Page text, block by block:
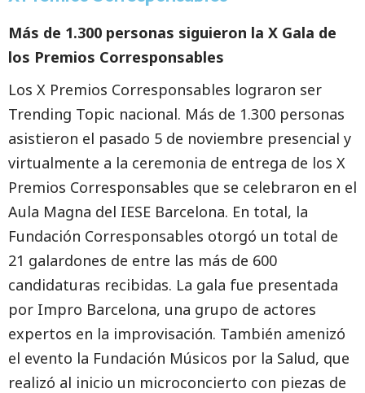
Más de 1.300 personas siguieron la X Gala de
los Premios Corresponsables
Los X Premios Corresponsables lograron ser
Trending Topic nacional. Más de 1.300 personas
asistieron el pasado 5 de noviembre presencial y
virtualmente a la ceremonia de entrega de los X
Premios Corresponsables que se celebraron en el
Aula Magna del IESE Barcelona. En total, la
Fundación Corresponsables otorgó un total de
21 galardones de entre las más de 600
candidaturas recibidas. La gala fue presentada
por Impro Barcelona, una grupo de actores
expertos en la improvisación. También amenizó
el evento la Fundación Músicos por la Salud, que
realizó al inicio un microconcierto con piezas de